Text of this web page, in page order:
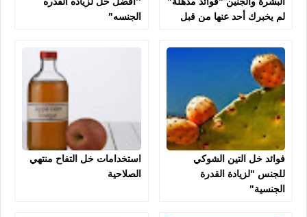
لم يخبرك أحد عنها من قبل
الجنسه"
فوائد خل التين الشوكي
للجنس "لزيادة القدرة
الجنسية"
استخدامات خل التفاح منتهي
الصلاحية